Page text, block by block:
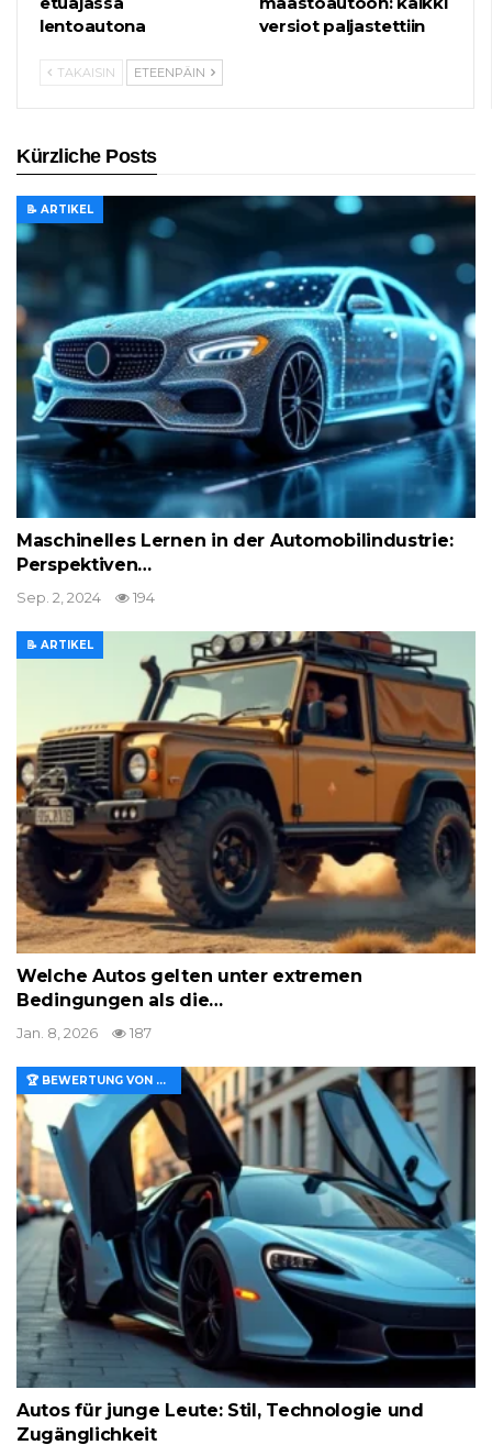
lentoautona
versiot paljastettiin
TAKAISIN ETEENPÄIN
Kürzliche Posts
📝 ARTIKEL
Maschinelles Lernen in der Automobilindustrie:
Perspektiven…
Sep. 2, 2024 194
📝 ARTIKEL
Welche Autos gelten unter extremen
Bedingungen als die…
Jan. 8, 2026 187
🏆 BEWERTUNG VON MERKMALEN UND WERT
Autos für junge Leute: Stil, Technologie und
Zugänglichkeit